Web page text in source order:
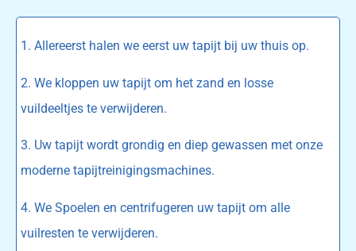
1. Allereerst halen we eerst uw tapijt bij uw thuis op.
2. We kloppen uw tapijt om het zand en losse
vuildeeltjes te verwijderen.
3. Uw tapijt wordt grondig en diep gewassen met onze
moderne tapijtreinigingsmachines.
4. We Spoelen en centrifugeren uw tapijt om alle
vuilresten te verwijderen.